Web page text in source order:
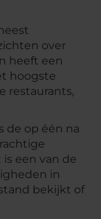
over
heeft een
hoogste
restaurants,
de op één na
een van de
in
bekijkt of